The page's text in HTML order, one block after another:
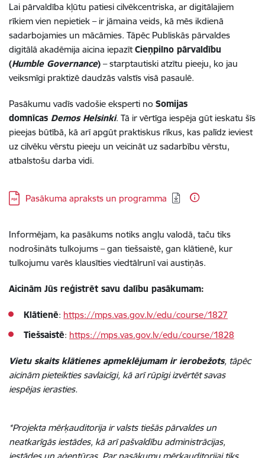
Lai pārvaldība kļūtu patiesi cilvēkcentriska, ar digitālajiem
rīkiem vien nepietiek – ir jāmaina veids, kā mēs ikdienā
sadarbojamies un mācāmies. Tāpēc Publiskās pārvaldes
digitālā akadēmija aicina iepazītCieņpilno pārvaldību
(Humble Governance) – starptautiski atzītu pieeju, ko jau
veiksmīgi praktizē daudzās valstīs visā pasaulē.
Pasākumu vadīs vadošie eksperti no Somijas
domnīcas Demos Helsinki. Tā ir vērtīga iespēja gūt ieskatu šīs
pieejas būtībā, kā arī apgūt praktiskus rīkus, kas palīdz ieviest
uz cilvēku vērstu pieeju un veicināt uz sadarbību vērstu,
atbalstošu darba vidi.
Lejupielādēt:
Pasākuma apraksts un programma
Informējam, ka pasākums notiks angļu valodā, taču tiks
nodrošināts tulkojums – gan tiešsaistē, gan klātienē, kur
tulkojumu varēs klausīties viedtālrunī vai austiņās.
Aicinām Jūs reģistrēt savu dalību pasākumam:
Klātienē: https://mps.vas.gov.lv/edu/course/1827
Tiešsaistē: https://mps.vas.gov.lv/edu/course/1828
Vietu skaits klātienes apmeklējumam ir ierobežots, tāpēc
aicinām pieteikties savlaicīgi, kā arī rūpīgi izvērtēt savas
iespējas ierasties.
*Projekta mērķauditorija ir valsts tiešās pārvaldes un
neatkarīgās iestādes, kā arī pašvaldību administrācijas,
iestādes un aģentūras. Par pasākumu mērķauditorijai tiks